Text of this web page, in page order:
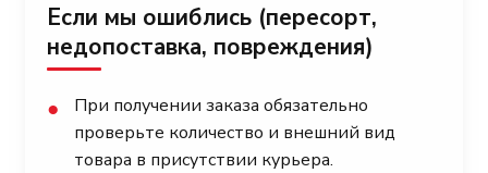
Если мы ошиблись (пересорт,
недопоставка, повреждения)
●
При получении заказа обязательно
проверьте количество и внешний вид
товара в присутствии курьера.